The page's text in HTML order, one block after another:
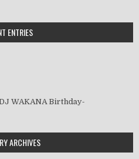
ENTRIES
WAKANA Birthday-
ARCHIVES